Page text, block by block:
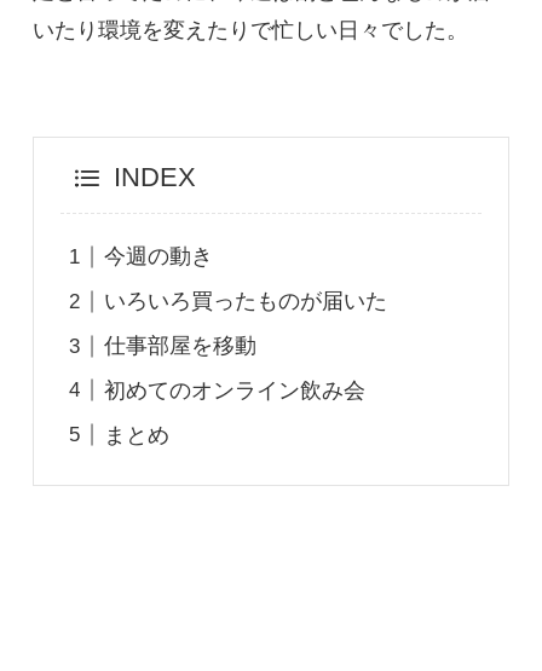
いたり環境を変えたりで忙しい日々でした。
INDEX
今週の動き
いろいろ買ったものが届いた
仕事部屋を移動
初めてのオンライン飲み会
まとめ